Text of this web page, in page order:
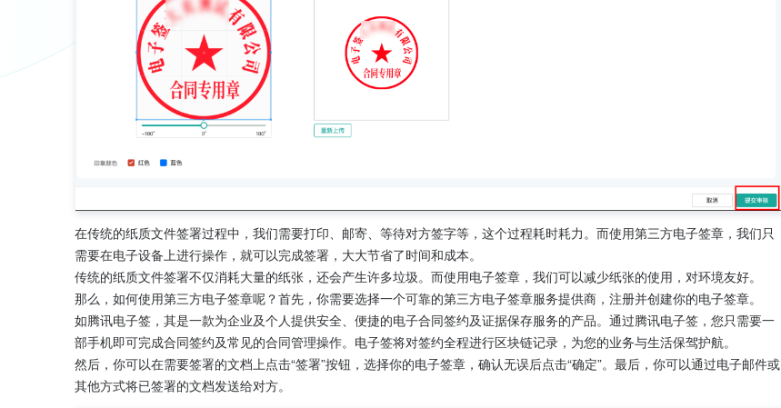
在传统的纸质文件签署过程中，我们需要打印、邮寄、等待对方签字等，这个过程耗时耗力。而使用第三方电子签章，我们只
需要在电子设备上进行操作，就可以完成签署，大大节省了时间和成本。
传统的纸质文件签署不仅消耗大量的纸张，还会产生许多垃圾。而使用电子签章，我们可以减少纸张的使用，对环境友好。
那么，如何使用第三方电子签章呢？首先，你需要选择一个可靠的第三方电子签章服务提供商，注册并创建你的电子签章。
如腾讯电子签，其是一款为企业及个人提供安全、便捷的电子合同签约及证据保存服务的产品。通过腾讯电子签，您只需要一
部手机即可完成合同签约及常见的合同管理操作。电子签将对签约全程进行区块链记录，为您的业务与生活保驾护航。
然后，你可以在需要签署的文档上点击“签署”按钮，选择你的电子签章，确认无误后点击“确定”。最后，你可以通过电子邮件或
其他方式将已签署的文档发送给对方。